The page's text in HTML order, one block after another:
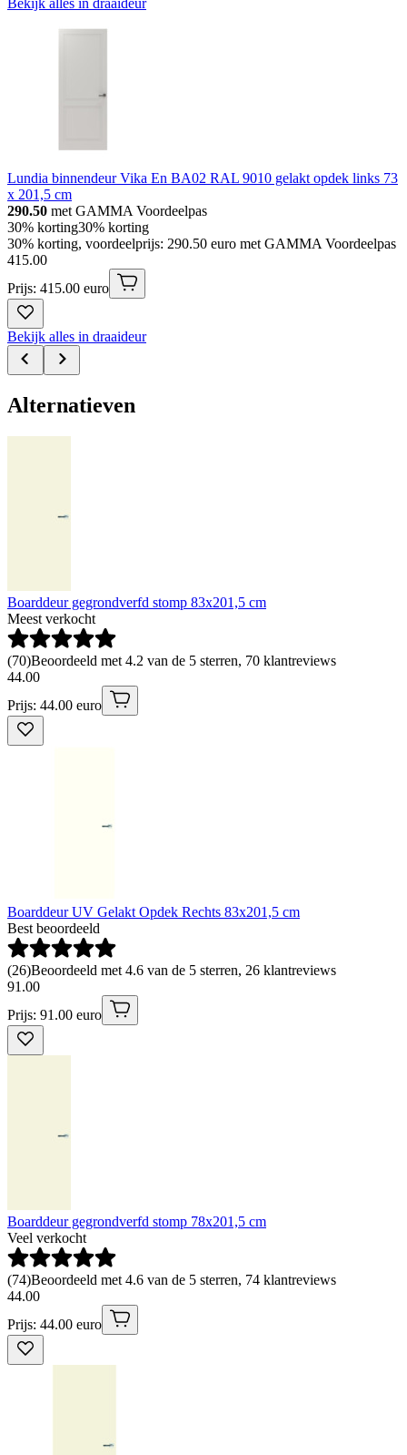
Bekijk alles in draaideur
Lundia binnendeur Vika En BA02 RAL 9010 gelakt opdek links 73
x 201,5 cm
290.50 met GAMMA Voordeelpas
30% korting30% korting
30% korting, voordeelprijs: 290.50 euro met GAMMA Voordeelpas
415.00
Prijs: 415.00 euro
Bekijk alles in draaideur
Alternatieven
Boarddeur gegrondverfd stomp 83x201,5 cm
Meest verkocht
(70)Beoordeeld met 4.2 van de 5 sterren, 70 klantreviews
44.00
Prijs: 44.00 euro
Boarddeur UV Gelakt Opdek Rechts 83x201,5 cm
Best beoordeeld
(26)Beoordeeld met 4.6 van de 5 sterren, 26 klantreviews
91 .00
Prijs: 91.00 euro
Boarddeur gegrondverfd stomp 78x201,5 cm
Veel verkocht
(74)Beoordeeld met 4.6 van de 5 sterren, 74 klantreviews
44.00
Prijs: 44.00 euro